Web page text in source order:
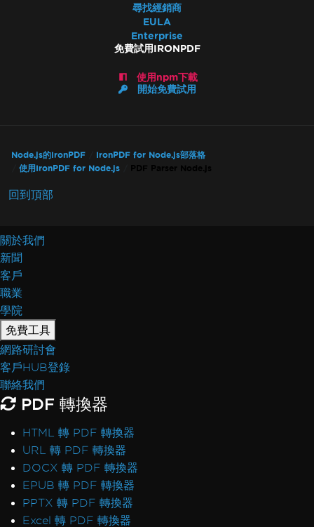
尋找經銷商
EULA
Enterprise
免費試用IRONPDF
使用npm下載
開始免費試用
Node.js的IronPDF
IronPDF for Node.js部落格
使用IronPDF for Node.js
PDF Parser Node.js
回到頂部
關於我們
新聞
客戶
職業
學院
免費工具
網路研討會
客戶HUB登錄
聯絡我們
PDF 轉換器
HTML 轉 PDF 轉換器
URL 轉 PDF 轉換器
DOCX 轉 PDF 轉換器
EPUB 轉 PDF 轉換器
PPTX 轉 PDF 轉換器
Excel 轉 PDF 轉換器